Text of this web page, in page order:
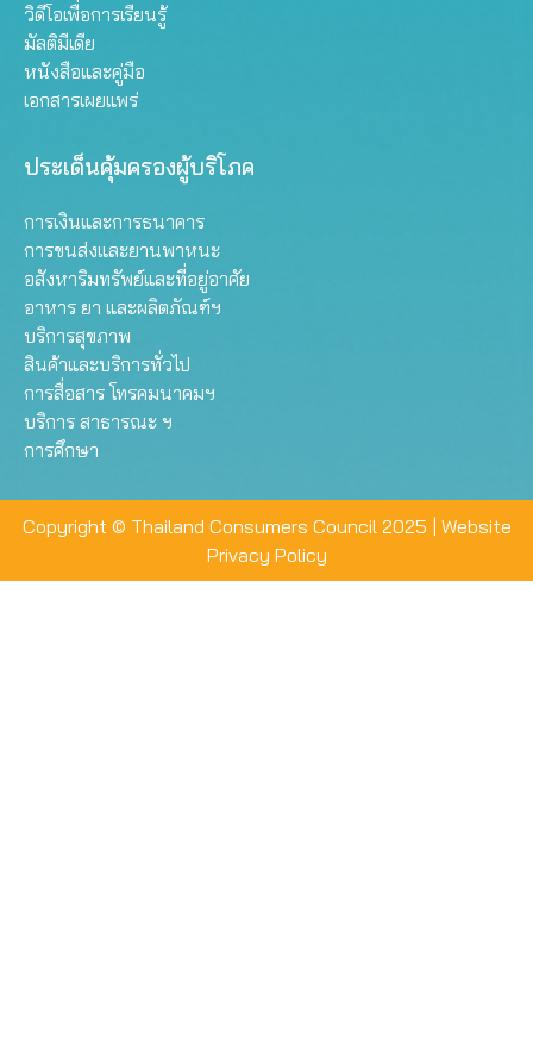
วิดีโอเพื่อการเรียนรู้
มัลติมีเดีย
หนังสือและคู่มือ
เอกสารเผยแพร่
ประเด็นคุ้มครองผู้บริโภค
การเงินและการธนาคาร
การขนส่งและยานพาหนะ
อสังหาริมทรัพย์และที่อยู่อาศัย
อาหาร ยา และผลิตภัณฑ์ฯ
บริการสุขภาพ
สินค้าและบริการทั่วไป
การสื่อสาร โทรคมนาคมฯ
บริการ สาธารณะ ฯ
การศึกษา
Copyright © Thailand Consumers Council 2025 | Website
Privacy Policy